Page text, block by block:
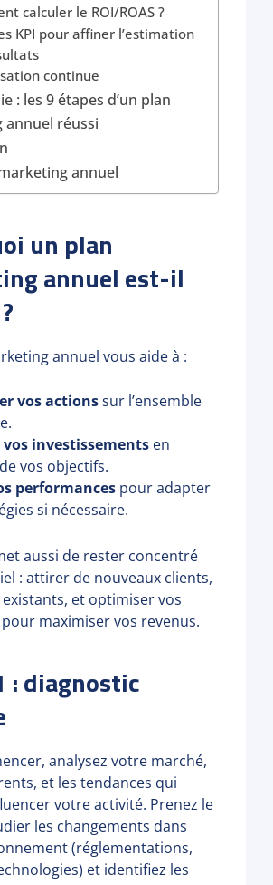
calculer le ROI/ROAS ?
KPI pour affiner l’estimation
continue
: les 9 étapes d’un plan
annuel réussi
annuel
un plan
annuel est-il
annuel vous aide à :
vos actionssur l’ensemble
investissements en
vos objectifs.
performances pour adapter
si nécessaire.
aussi de rester concentré
: attirer de nouveaux clients,
et optimiser vos
maximiser vos revenus.
: diagnostic
analysez votre marché,
et les tendances qui
votre activité. Prenez le
les changements dans
(réglementations,
et identifiez les